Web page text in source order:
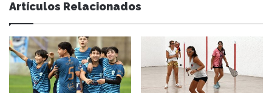
s
u
d
i
r
e
Artículos Relacionados